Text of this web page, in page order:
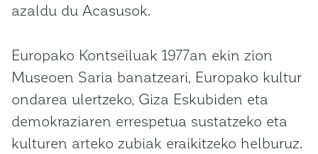
azaldu du Acasusok.
Europako Kontseiluak 1977an ekin zion
Museoen Saria banatzeari, Europako kultur
ondarea ulertzeko, Giza Eskubiden eta
demokraziaren errespetua sustatzeko eta
kulturen arteko zubiak eraikitzeko helburuz.